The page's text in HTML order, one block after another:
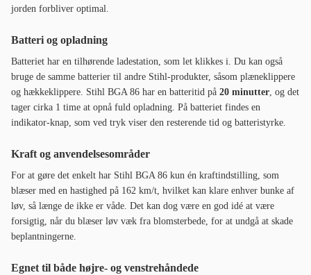
jorden forbliver optimal.
Batteri og opladning
Batteriet har en tilhørende ladestation, som let klikkes i. Du kan også
bruge de samme batterier til andre Stihl-produkter, såsom plæneklippere
og hækkeklippere. Stihl BGA 86 har en batteritid på 20 minutter, og det
tager cirka 1 time at opnå fuld opladning. På batteriet findes en
indikator-knap, som ved tryk viser den resterende tid og batteristyrke.
Kraft og anvendelsesområder
For at gøre det enkelt har Stihl BGA 86 kun én kraftindstilling, som
blæser med en hastighed på 162 km/t, hvilket kan klare enhver bunke af
løv, så længe de ikke er våde. Det kan dog være en god idé at være
forsigtig, når du blæser løv væk fra blomsterbede, for at undgå at skade
beplantningerne.
Egnet til både højre- og venstrehåndede